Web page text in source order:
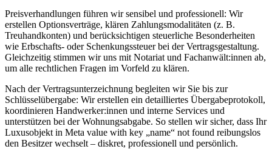
Preisverhandlungen führen wir sensibel und professionell: Wir
erstellen Optionsverträge, klären Zahlungsmodalitäten (z. B.
Treuhandkonten) und berücksichtigen steuerliche Besonderheiten
wie Erbschafts- oder Schenkungssteuer bei der Vertragsgestaltung.
Gleichzeitig stimmen wir uns mit Notariat und Fachanwält:innen ab,
um alle rechtlichen Fragen im Vorfeld zu klären.
Nach der Vertragsunterzeichnung begleiten wir Sie bis zur
Schlüsselübergabe: Wir erstellen ein detailliertes Übergabeprotokoll,
koordinieren Handwerker:innen und interne Services und
unterstützen bei der Wohnungsabgabe. So stellen wir sicher, dass Ihr
Luxusobjekt in Meta value with key „name“ not found reibungslos
den Besitzer wechselt – diskret, professionell und persönlich.